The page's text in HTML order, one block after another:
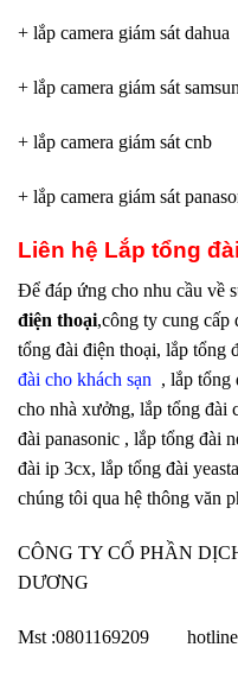
+ lắp camera giám sát dahua
+ lắp camera giám sát
+ lắp camera giám sát cnb
+ lắp camera giám sát
Liên hệ Lắp tổng
Để đáp ứng cho nhu cầu về
điện thoại,công ty cung cấp
tổng đài điện thoại, lắp tổng
đài cho khách sạn , lắp tổng
cho nhà xưởng, lắp tổng đài
đài panasonic , lắp tổng đài
đài ip 3cx, lắp tổng đài
chúng tôi qua hệ thông văn
CÔNG TY CỔ PHẦN
DƯƠNG
Mst :0801169209 hotline: